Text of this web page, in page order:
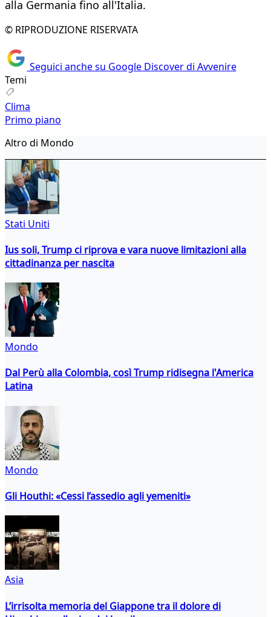
alla Germania fino all'Italia.
© RIPRODUZIONE RISERVATA
Seguici anche su Google Discover di Avvenire
Temi
Clima
Primo piano
Altro di Mondo
Stati Uniti
Ius soli, Trump ci riprova e vara nuove limitazioni alla
cittadinanza per nascita
Mondo
Dal Perù alla Colombia, così Trump ridisegna l'America
Latina
Mondo
Gli Houthi: «Cessi l’assedio agli yemeniti»
Asia
L’irrisolta memoria del Giappone tra il dolore di